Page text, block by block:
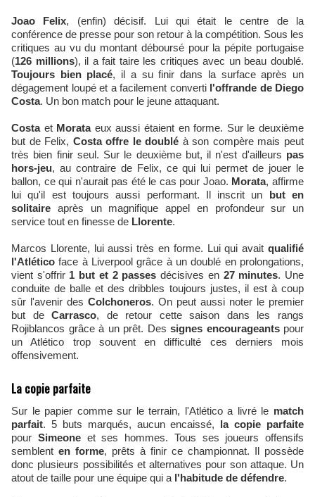
Joao Felix, (enfin) décisif. Lui qui était le centre de la
conférence de presse pour son retour à la compétition. Sous les
critiques au vu du montant déboursé pour la pépite portugaise
(126 millions), il a fait taire les critiques avec un beau doublé.
Toujours bien placé, il a su finir dans la surface après un
dégagement loupé et a facilement converti l'offrande de Diego
Costa. Un bon match pour le jeune attaquant.
Costaet Morataeux aussi étaient en forme. Sur le deuxième
but de Felix, Costa offre le doublé à son compère mais peut
très bien finir seul. Sur le deuxième but, il n'est d'ailleurs pas
hors-jeu, au contraire de Felix, ce qui lui permet de jouer le
ballon, ce qui n'aurait pas été le cas pour Joao. Morata, affirme
lui qu'il est toujours aussi performant. Il inscrit un but en
solitaire après un magnifique appel en profondeur sur un
service tout en finesse de Llorente.
Marcos Llorente, lui aussi très en forme. Lui qui avait qualifié
l'Atlético face à Liverpool grâce à un doublé en prolongations,
vient s'offrir 1 but et 2 passes décisives en 27 minutes. Une
conduite de balle et des dribbles toujours justes, il est à coup
sûr l'avenir des Colchoneros. On peut aussi noter le premier
but deCarrasco, de retour cette saison dans les rangs
Rojiblancos grâce à un prêt. Des signes encourageantspour
un Atlético trop souvent en difficulté ces derniers mois
offensivement.
La copie parfaite
Sur le papier comme sur le terrain, l'Atlético a livré le match
parfait. 5 buts marqués, aucun encaissé, la copie parfaite
pour Simeoneet ses hommes. Tous ses joueurs offensifs
semblent en forme, prêts à finir ce championnat. Il possède
donc plusieurs possibilités et alternatives pour son attaque. Un
atout de taille pour une équipe qui a l'habitude de défendre.